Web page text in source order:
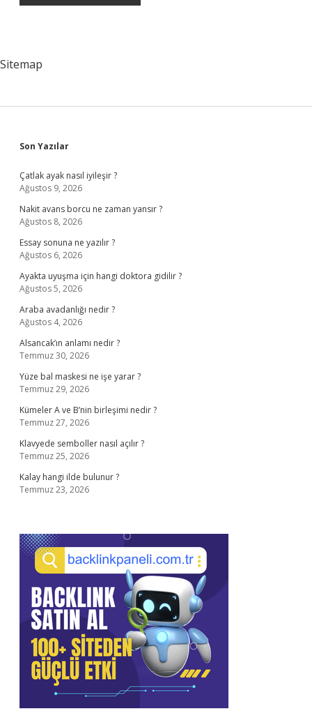
Sitemap
Sidebar
Son Yazılar
Çatlak ayak nasıl iyileşir ?
Ağustos 9, 2026
Nakit avans borcu ne zaman yansır ?
Ağustos 8, 2026
Essay sonuna ne yazılır ?
Ağustos 6, 2026
Ayakta uyuşma için hangi doktora gidilir ?
Ağustos 5, 2026
Araba avadanlığı nedir ?
Ağustos 4, 2026
Alsancak’ın anlamı nedir ?
Temmuz 30, 2026
Yüze bal maskesi ne işe yarar ?
Temmuz 29, 2026
Kümeler A ve B’nin birleşimi nedir ?
Temmuz 27, 2026
Klavyede semboller nasıl açılır ?
Temmuz 25, 2026
Kalay hangi ilde bulunur ?
Temmuz 23, 2026